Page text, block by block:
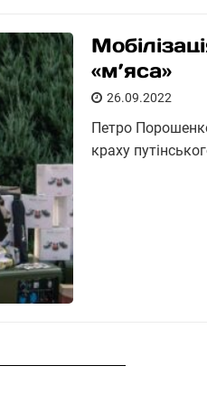
«м’яса»
26.09.2022
Петро
краху